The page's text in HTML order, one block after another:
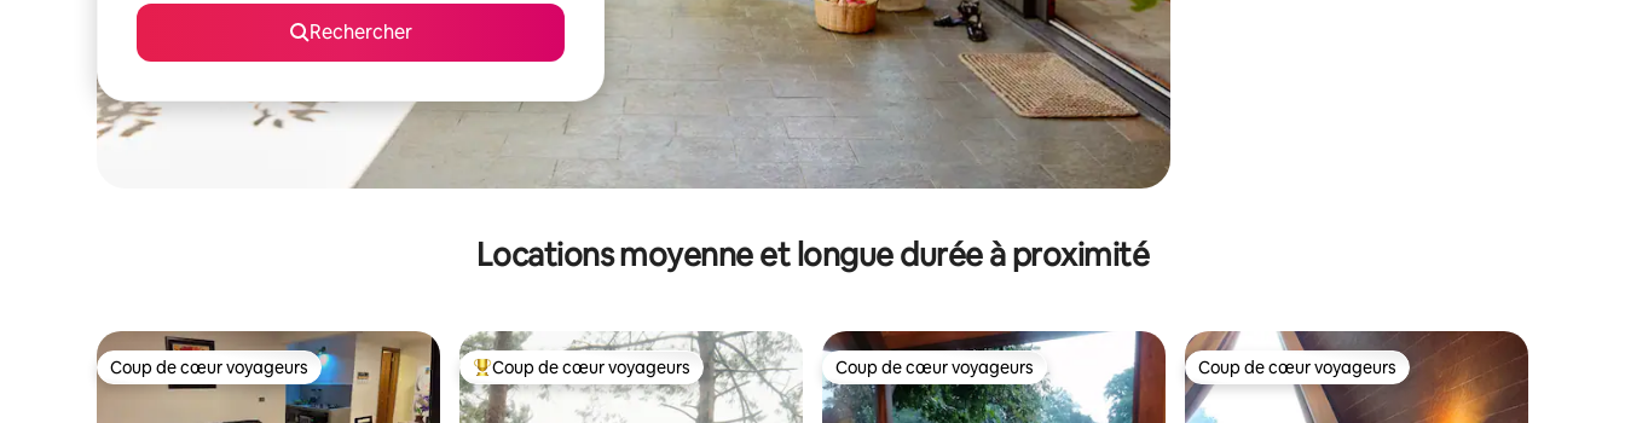
Rechercher
Locations moyenne et longue durée à proximité
Coup de cœur voyageurs
Coup de cœur voyageurs Coups de cœur voyageurs les plus appréciés
Coup de cœur voyageurs Coup de cœur voyageurs
Coup de cœur voyageurs Coup de cœur voyageurs
Coup de cœur voyageurs